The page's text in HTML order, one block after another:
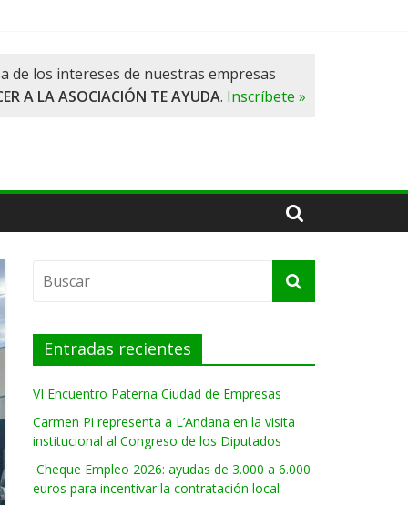
de los intereses de nuestras empresas
A LA ASOCIACIÓN TE AYUDA. Inscríbete »
Entradas recientes
VI Encuentro Paterna Ciudad de Empresas
Carmen Pi representa a L’Andana en la visita
institucional al Congreso de los Diputados
Cheque Empleo 2026: ayudas de 3.000 a 6.000
euros para incentivar la contratación local